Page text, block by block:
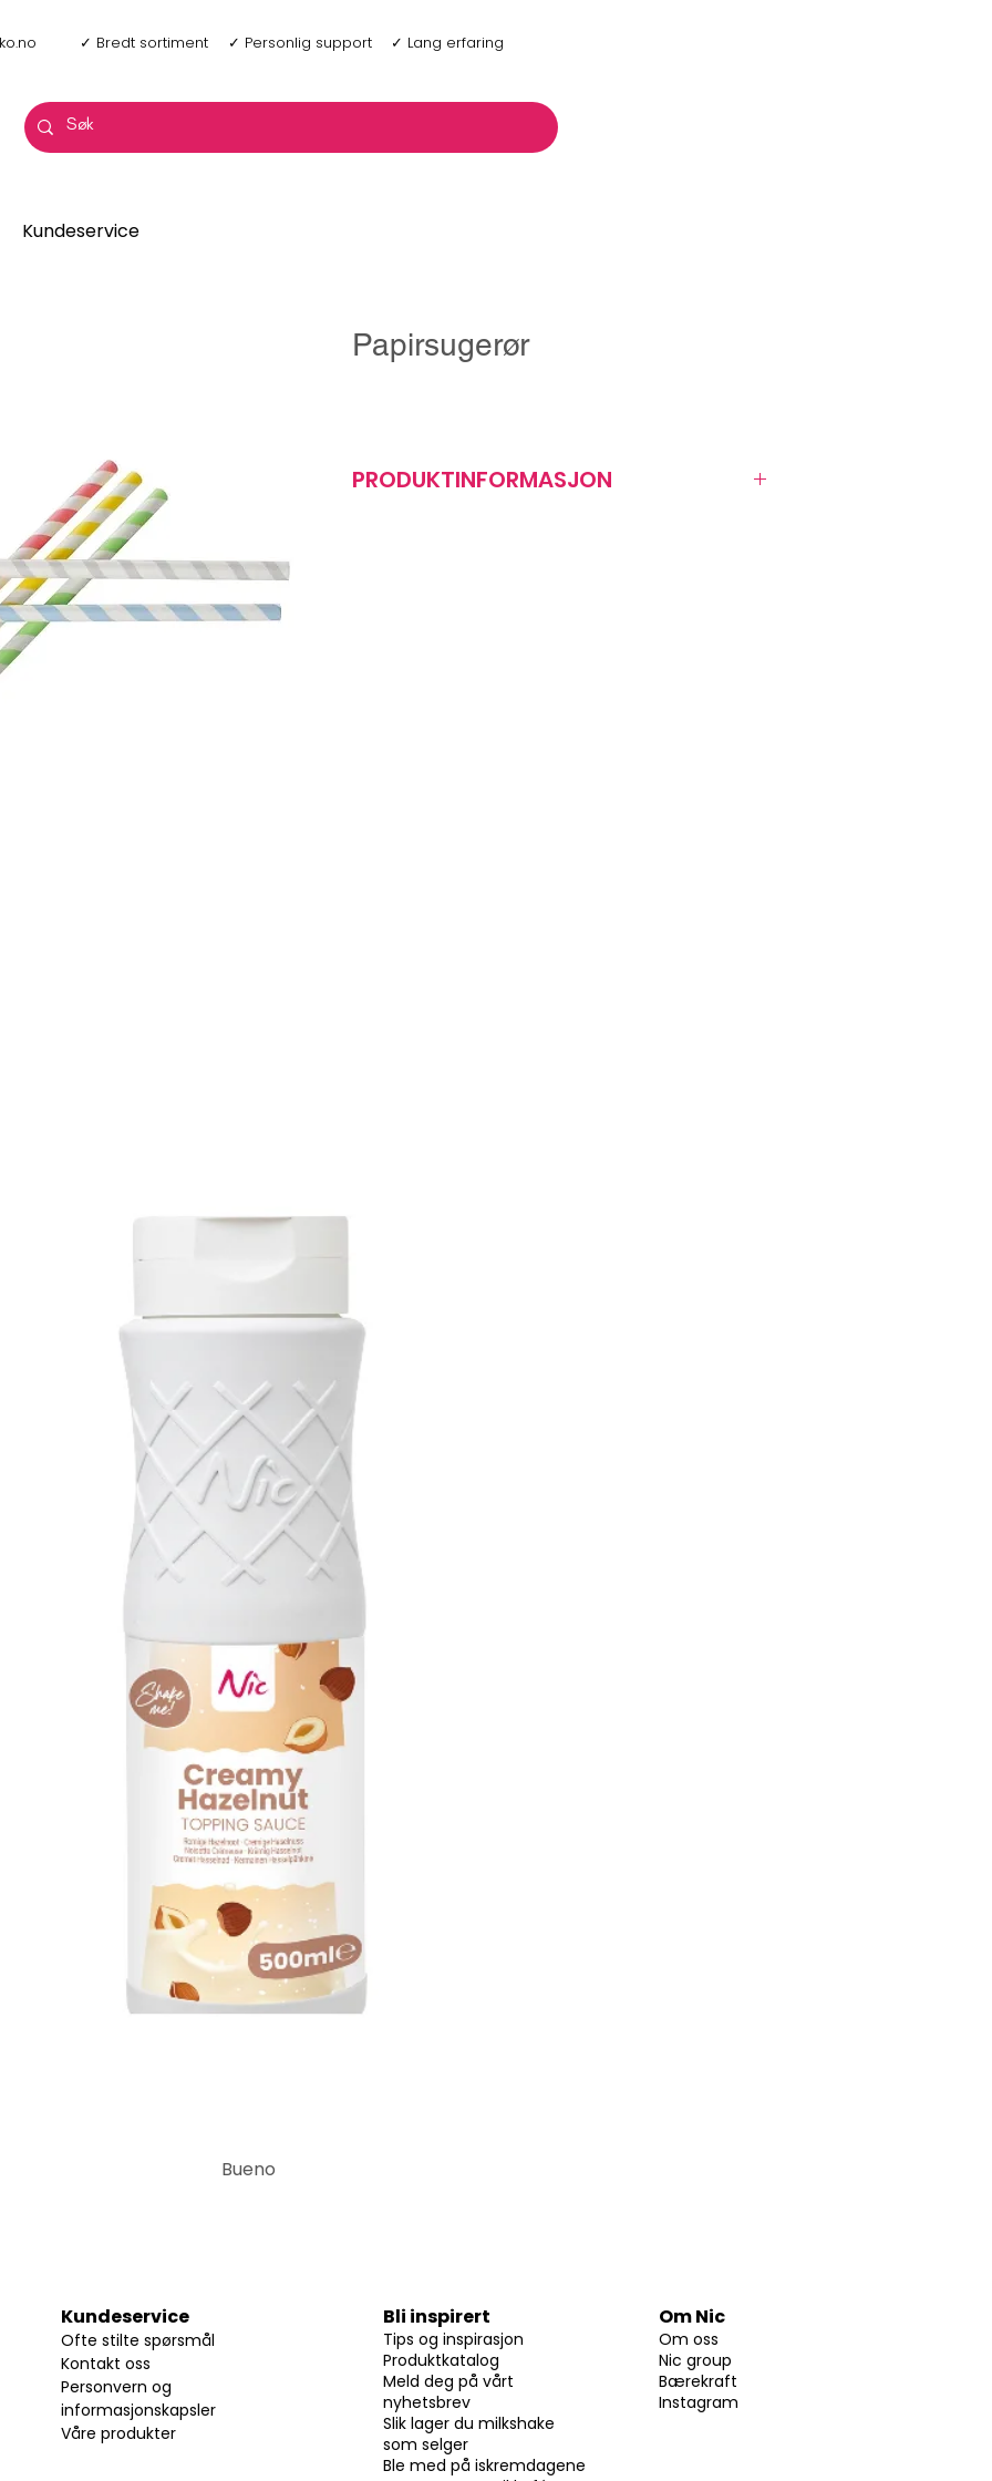
✓ Bredt sortiment ✓ Personlig support ✓ Lang erfaring
Kundeservice
Papirsugerør
PRODUKTINFORMASJON
Bueno
Kundeservice
Ofte stilte spørsmål
Kontakt oss
Personvern og
informasjonskapsler
Våre produkter
Bli inspirert
Tips og inspirasjon
Produktkatalog
Meld deg på vårt
nyhetsbrev
Slik lager du milkshake
som selger
Ble med på iskremdagene
Om Nic
Om oss
Nic group
Bærekraft
Instagram